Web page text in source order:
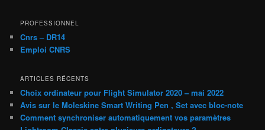
PROFESSIONNEL
Cnrs – DR14
Emploi CNRS
ARTICLES RÉCENTS
Choix ordinateur pour Flight Simulator 2020 – mai 2022
Avis sur le Moleskine Smart Writing Pen , Set avec bloc-note
Comment synchroniser automatiquement vos paramètres